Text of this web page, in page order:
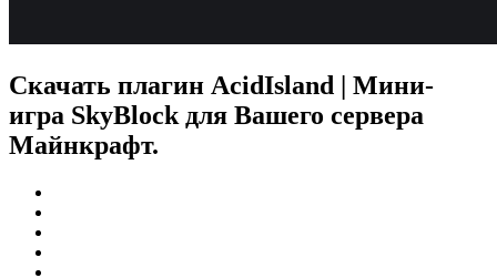
Скачать плагин AcidIsland | Мини-
игра SkyBlock для Вашего сервера
Майнкрафт.